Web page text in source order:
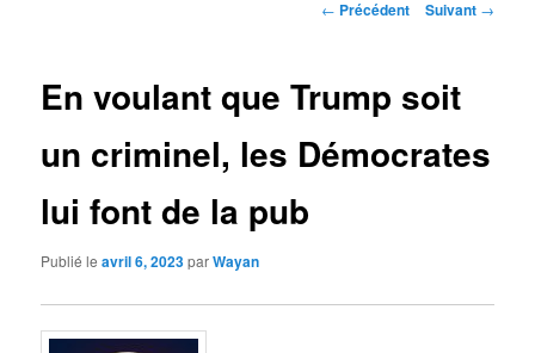
Navigation
← Précédent Suivant →
En voulant que Trump soit
un criminel, les Démocrates
lui font de la pub
Publié leavril 6, 2023parWayan